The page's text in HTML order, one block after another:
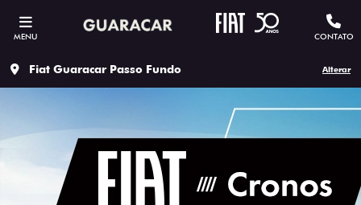
MENU CONTATO
Fiat Guaracar Passo Fundo Alterar